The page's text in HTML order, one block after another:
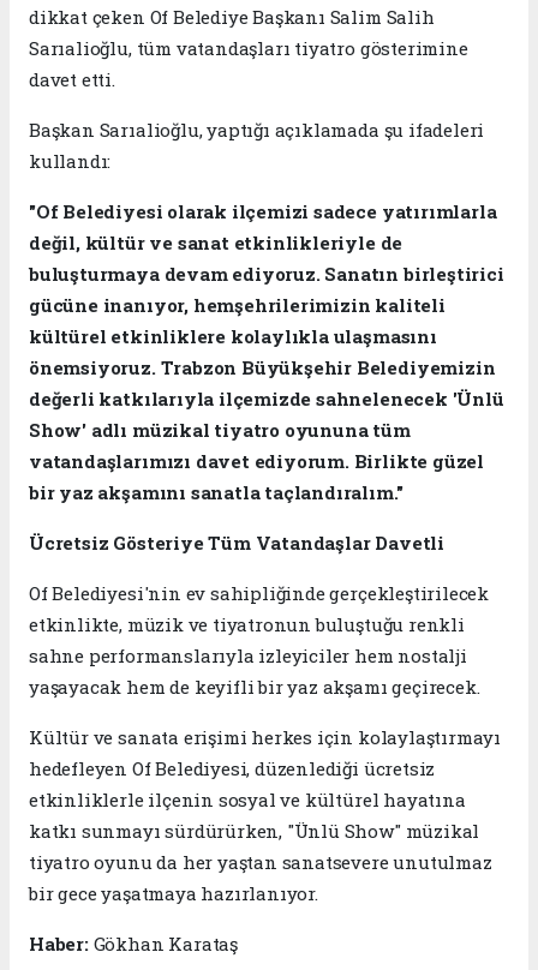
dikkat çeken Of Belediye Başkanı Salim Salih
Sarıalioğlu, tüm vatandaşları tiyatro gösterimine
davet etti.
Başkan Sarıalioğlu, yaptığı açıklamada şu ifadeleri
kullandı:
"Of Belediyesi olarak ilçemizi sadece yatırımlarla
değil, kültür ve sanat etkinlikleriyle de
buluşturmaya devam ediyoruz. Sanatın birleştirici
gücüne inanıyor, hemşehrilerimizin kaliteli
kültürel etkinliklere kolaylıkla ulaşmasını
önemsiyoruz. Trabzon Büyükşehir Belediyemizin
değerli katkılarıyla ilçemizde sahnelenecek 'Ünlü
Show' adlı müzikal tiyatro oyununa tüm
vatandaşlarımızı davet ediyorum. Birlikte güzel
bir yaz akşamını sanatla taçlandıralım."
Ücretsiz Gösteriye Tüm Vatandaşlar Davetli
Of Belediyesi'nin ev sahipliğinde gerçekleştirilecek
etkinlikte, müzik ve tiyatronun buluştuğu renkli
sahne performanslarıyla izleyiciler hem nostalji
yaşayacak hem de keyifli bir yaz akşamı geçirecek.
Kültür ve sanata erişimi herkes için kolaylaştırmayı
hedefleyen Of Belediyesi, düzenlediği ücretsiz
etkinliklerle ilçenin sosyal ve kültürel hayatına
katkı sunmayı sürdürürken, "Ünlü Show" müzikal
tiyatro oyunu da her yaştan sanatsevere unutulmaz
bir gece yaşatmaya hazırlanıyor.
Haber:Gökhan Karataş